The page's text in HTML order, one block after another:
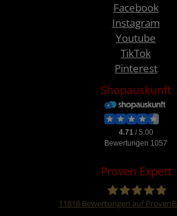
Facebook
Instagram
Youtube
TikTok
Pinterest
Shopauskunft
Proven Expert
11818 Bewertungen auf